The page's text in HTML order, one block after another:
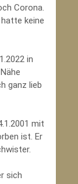
Corona.
keine
in
ganz lieb
mit
ist. Er
sich